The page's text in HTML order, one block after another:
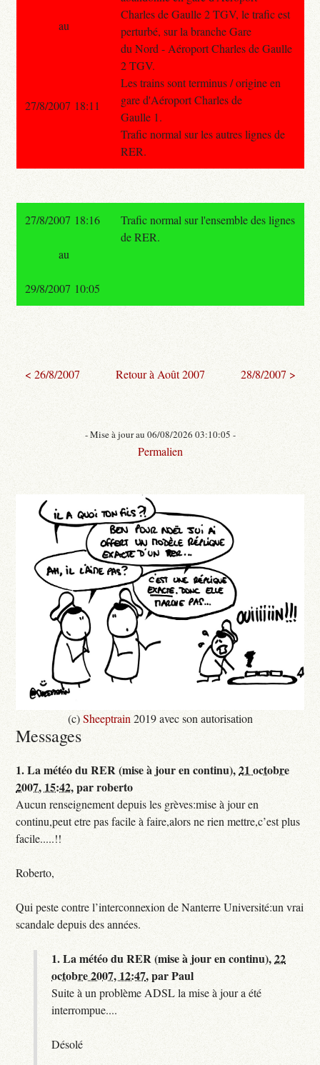
Charles de Gaulle 2 TGV, le trafic est
perturbé, sur la branche Gare
du Nord - Aéroport Charles de Gaulle
2 TGV.
Les trains sont terminus / origine en
gare d'Aéroport Charles de
Gaulle 1.
Trafic normal sur les autres lignes de
RER.
au
27/8/2007 18:11
27/8/2007 18:16
Trafic normal sur l'ensemble des lignes
de RER.
au
29/8/2007 10:05
< 26/8/2007 Retour à Août 2007 28/8/2007 >
- Mise à jour au 06/08/2026 03:10:05 -
Permalien
(c)Sheeptrain 2019 avec son autorisation
Messages
1.La météo du RER (mise à jour en continu),21 octobre
2007, 15:42,parroberto
Aucun renseignement depuis les grèves:mise à jour en
continu,peut etre pas facile à faire,alors ne rien mettre,c’est plus
facile.....!!
Roberto,
Qui peste contre l’interconnexion de Nanterre Université:un vrai
scandale depuis des années.
1.La météo du RER (mise à jour en continu),22
octobre 2007, 12:47,parPaul
Suite à un problème ADSL la mise à jour a été
interrompue....
Désolé